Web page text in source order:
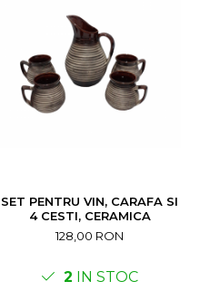
SET PENTRU VIN, CARAFA SI
4 CESTI, CERAMICA
128,00 RON
2 IN STOC